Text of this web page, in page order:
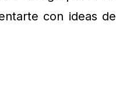
con ideas de